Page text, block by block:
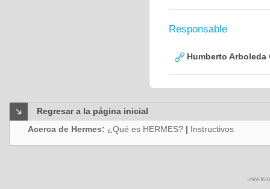
Responsable
Humberto Arboleda
Regresar a la página inicial
Acerca de Hermes: ¿Qué es HERMES? | Instructivos